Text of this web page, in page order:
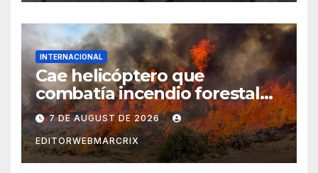
INTERNACIONAL
Cae helicóptero que
combatía incendio forestal
en Utah
7 DE AUGUST DE 2026
EDITORWEBMARCRIX